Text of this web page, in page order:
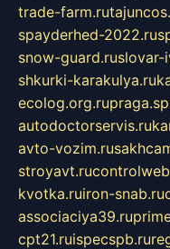
trade-farm.ru
spayderhed-2022.ru
snow-guard.ruslovar-
shkurki-karakulya.ru
ecolog.org.ru
autodoctorservis.ru
avto-vozim.ru
stroyavt.ru
kvotka.ruiron-snab.ru
associaciya39.ru
cpt21.ruispecspb.ru